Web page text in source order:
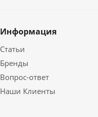
Информация
Статьи
Бренды
Вопрос-ответ
Наши Клиенты